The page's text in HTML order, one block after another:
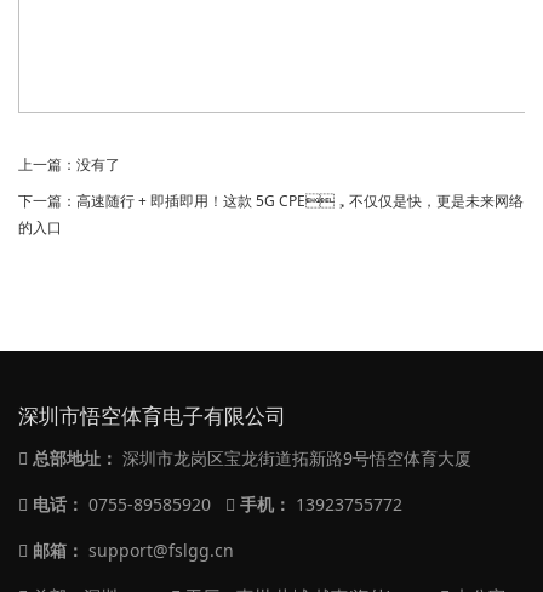
上一篇：没有了
下一篇： 高速随行 + 即插即用！这款 5G CPE，不仅仅是快，更是未来网络
的入口
深圳市悟空体育电子有限公司
总部地址： 深圳市龙岗区宝龙街道拓新路9号悟空体育大厦
电话： 0755-89585920 手机： 13923755772
邮箱： support@fslgg.cn